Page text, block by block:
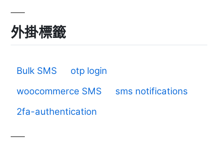
外掛標籤
Bulk SMS
otp login
woocommerce SMS
sms notifications
2fa-authentication